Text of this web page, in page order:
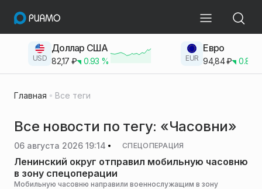
USD
Доллар США
82,17 ₽ 0.93 % EUR
Евро
94,84₽ 0.83
Главная Все теги
Все новости по тегу: «Часовни»
06 августа 2026 19:14 СПЕЦОПЕРАЦИЯ
Ленинский округ отправил мобильную часовню
в зону спецоперации
Мобильную часовню направили военнослужащим в зону